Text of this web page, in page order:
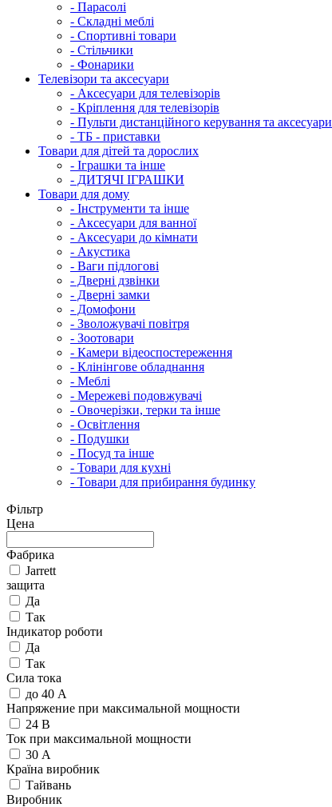
- Парасолі
- Складні меблі
- Спортивні товари
- Стільчики
- Фонарики
Телевізори та аксесуари
- Аксесуари для телевізорів
- Кріплення для телевізорів
- Пульти дистанційного керування та аксесуари
- ТБ - приставки
Товари для дітей та дорослих
- Іграшки та інше
- ДИТЯЧІ ІГРАШКИ
Товари для дому
- Інструменти та інше
- Аксесуари для ванної
- Аксесуари до кімнати
- Акустика
- Ваги підлогові
- Дверні дзвінки
- Дверні замки
- Домофони
- Зволожувачі повітря
- Зоотовари
- Камери відеоспостереження
- Клінінгове обладнання
- Меблі
- Мережеві подовжувачі
- Овочерізки, терки та інше
- Освітлення
- Подушки
- Посуд та інше
- Товари для кухні
- Товари для прибирання будинку
Фільтр
Цена
Фабрика
Jarrett
защита
Да
Так
Індикатор роботи
Да
Так
Сила тока
до 40 А
Напряжение при максимальной мощности
24 В
Ток при максимальной мощности
30 А
Країна виробник
Тайвань
Виробник